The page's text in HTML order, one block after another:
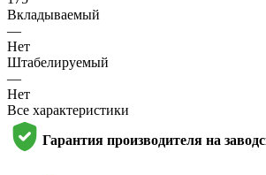
Вкладываемый
—
Нет
Штабелируемый
—
Нет
Все характеристики
Гарантия производителя на